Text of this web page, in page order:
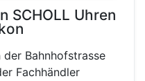
SCHOLL Uhren
der Bahnhofstrasse
Fachhändler